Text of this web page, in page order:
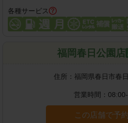
各種サービス
福岡春日公園店
住所： 福岡県春日市春
営業時間：
この店舗で予